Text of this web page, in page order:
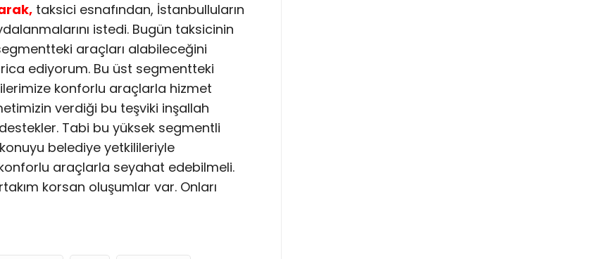
taksici esnafından, İstanbulluların
istedi. Bugün taksicinin
araçları alabileceğini
ediyorum. Bu üst segmentteki
konforlu araçlarla hizmet
verdiği bu teşviki inşallah
Tabi bu yüksek segmentli
belediye yetkilileriyle
araçlarla seyahat edebilmeli.
korsan oluşumlar var. Onları